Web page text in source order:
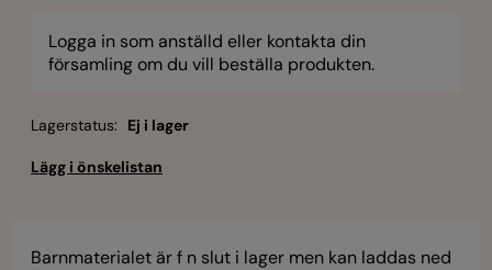
Logga in som anställd eller kontakta din
församling om du vill beställa produkten.
Lagerstatus: Ej i lager
Barnmaterialet är f n slut i lager men kan laddas ned